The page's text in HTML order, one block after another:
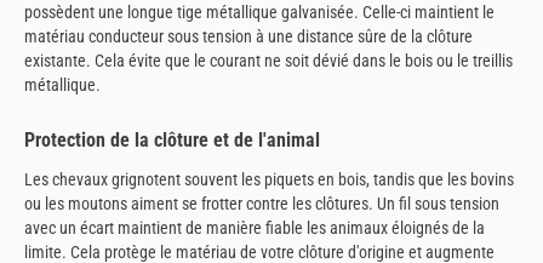
possèdent une longue tige métallique galvanisée. Celle-ci maintient le
matériau conducteur sous tension à une distance sûre de la clôture
existante. Cela évite que le courant ne soit dévié dans le bois ou le treillis
métallique.
Protection de la clôture et de l'animal
Les chevaux grignotent souvent les piquets en bois, tandis que les bovins
ou les moutons aiment se frotter contre les clôtures. Un fil sous tension
avec un écart maintient de manière fiable les animaux éloignés de la
limite. Cela protège le matériau de votre clôture d'origine et augmente